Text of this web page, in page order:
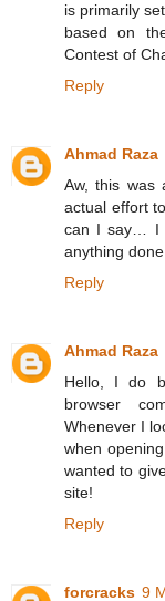
is primarily
based on
Contest of
Reply
Ahmad Raza
Aw, this was
actual effort to
can I say… I
anything done.
Reply
Ahmad Raza
Hello, I do
browser
Whenever I
when
wanted to
site!
Reply
forcracks 9